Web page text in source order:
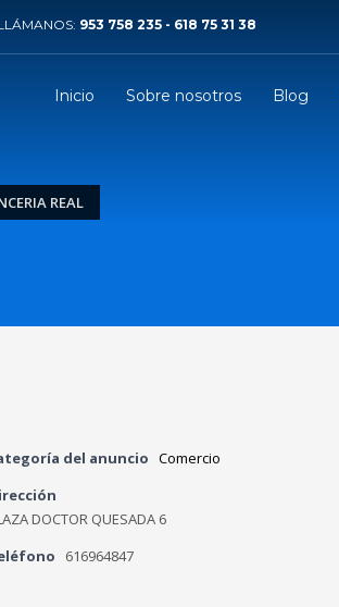
953 758 235 - 618 75 31 38
Inicio Sobre nosotros Blog
REAL
del anuncio Comercio
DOCTOR QUESADA 6
616964847